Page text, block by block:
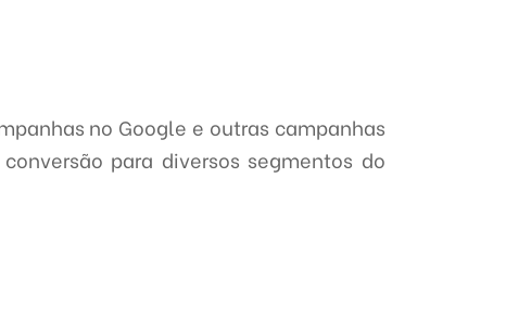
no Google e outras campanhas
para diversos segmentos do